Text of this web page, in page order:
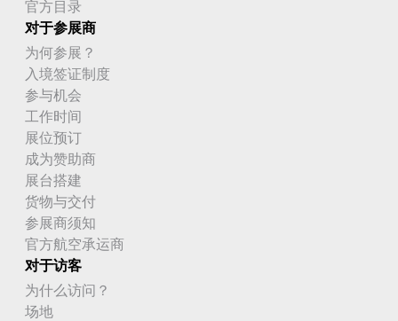
官方目录
对于参展商
为何参展？
入境签证制度
参与机会
工作时间
展位预订
成为赞助商
展台搭建
货物与交付
参展商须知
官方航空承运商
对于访客
为什么访问？
场地